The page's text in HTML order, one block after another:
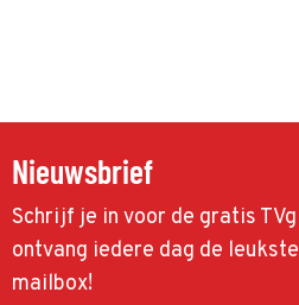
Nieuwsbrief
Schrijf je in voor de gratis
ontvang iedere dag de
mailbox!